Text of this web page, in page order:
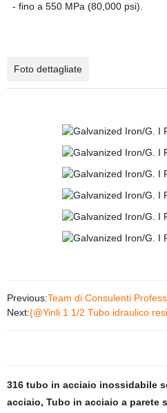
- fino a 550 MPa (80,000 psi).
Foto dettagliate
Previous:Team di Consulenti
Next:{@Yinli 1 1/2 Tubo idraulico
316 tubo in acciaio inossidabile
acciaio, Tubo in acciaio a parete